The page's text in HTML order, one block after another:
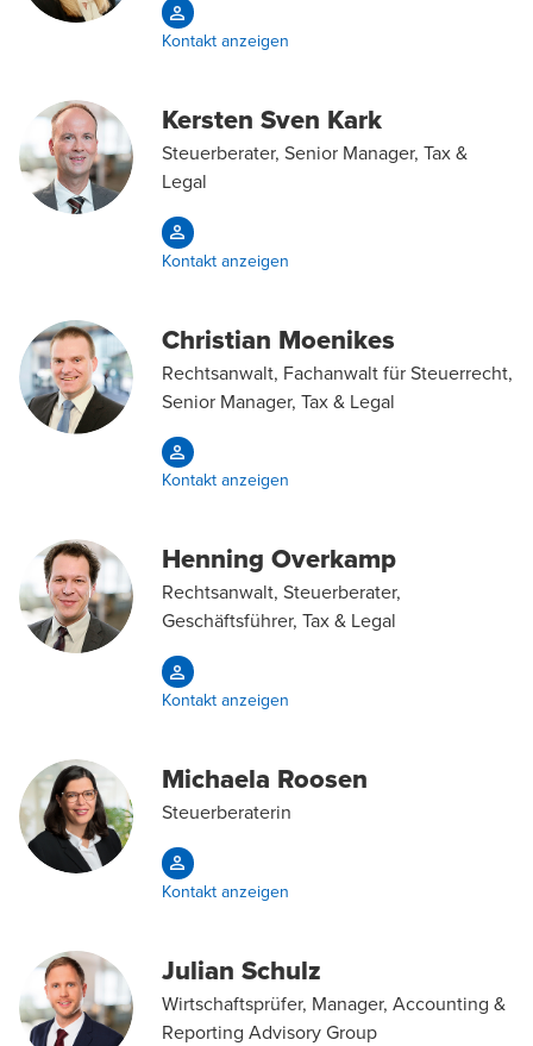
Kontakt anzeigen
Kersten Sven Kark
Steuerberater, Senior Manager, Tax &
Legal
Kontakt anzeigen
Christian Moenikes
Rechtsanwalt, Fachanwalt für Steuerrecht,
Senior Manager, Tax & Legal
Kontakt anzeigen
Henning Overkamp
Rechtsanwalt, Steuerberater,
Geschäftsführer, Tax & Legal
Kontakt anzeigen
Michaela Roosen
Steuerberaterin
Kontakt anzeigen
Julian Schulz
Wirtschaftsprüfer, Manager, Accounting &
Reporting Advisory Group